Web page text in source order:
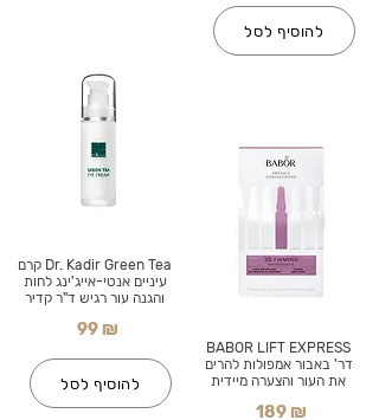
Dr. Kadir Green Tea קרם
עיניים אנטי-אייג'ינג לחות
והגנה עור רגיש ד"ר קדיר
99 ₪
להוסיף לסל
להוסיף לסל
BABOR LIFT EXPRESS
דר' באבור אמפולות להרים
את העור והצערה מיידית
189 ₪